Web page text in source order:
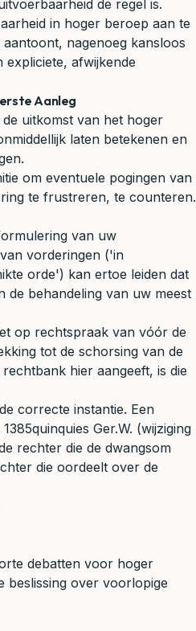
de regel is.
in hoger beroep aan te
nagenoeg kansloos
expliciete, afwijkende
Aanleg
uitkomst van het hoger
laten betekenen en
om eventuele pogingen van
te frustreren, te counteren.
van uw
vorderingen ('in
orde') kan ertoe leiden dat
de behandeling van uw meest
op rechtspraak van vóór de
tot de schorsing van de
hier aangeeft, is die
correcte instantie. Een
Ger.W. (wijziging
rechter die de dwangsom
die oordeelt over de
debatten voor hoger
beslissing over voorlopige